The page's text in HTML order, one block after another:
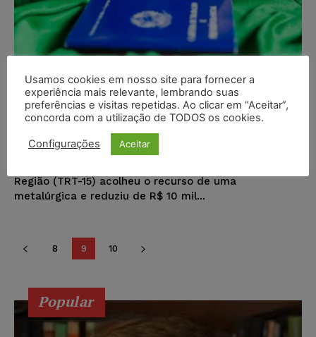
Empresa é condenada por fazer
anotação prejudicial na carteira
de trabalho do reclamante
DIREITO CIVIL Wilson Roberto
Região (TRT-15) acolheu o recurso de uma
metalúrgica e reduziu de R$ 10 mil...
8 9 10
Popular
Usamos cookies em nosso site para fornecer a
experiência mais relevante, lembrando suas
preferências e visitas repetidas. Ao clicar em “Aceitar”,
concorda com a utilização de TODOS os cookies.
Configurações Aceitar